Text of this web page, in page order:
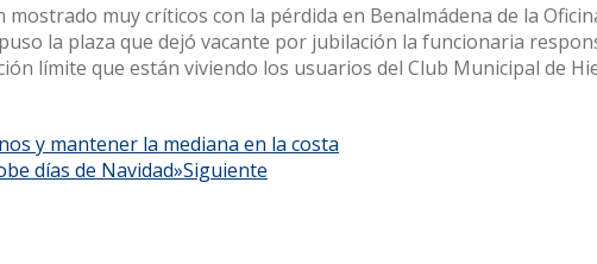
muy críticos con la pérdida en Benalmádena de la
la plaza que dejó vacante por jubilación la funcionaria
límite que están viviendo los usuarios del Club Municipal de
y mantener la mediana en la costa
días de Navidad»Siguiente